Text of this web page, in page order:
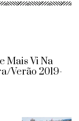
Mais Vi Na
Verão 2019-